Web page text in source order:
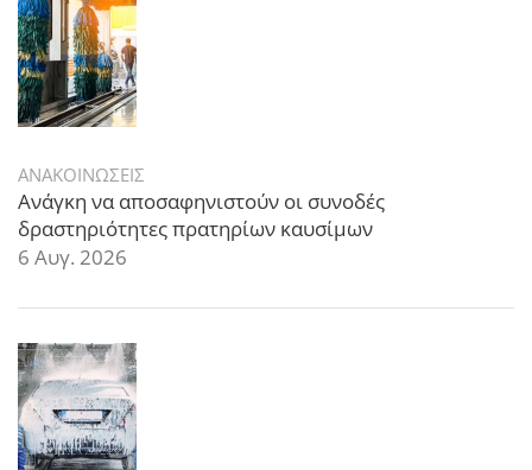
ΑΝΑΚΟΙΝΩΣΕΙΣ
Ανάγκη να αποσαφηνιστούν οι συνοδές
δραστηριότητες πρατηρίων καυσίμων
6 Αυγ. 2026